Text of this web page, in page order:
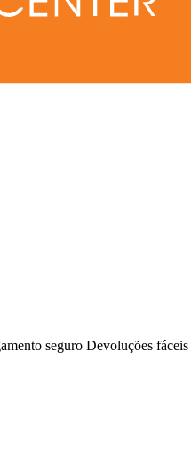
seguro Devoluções fáceis